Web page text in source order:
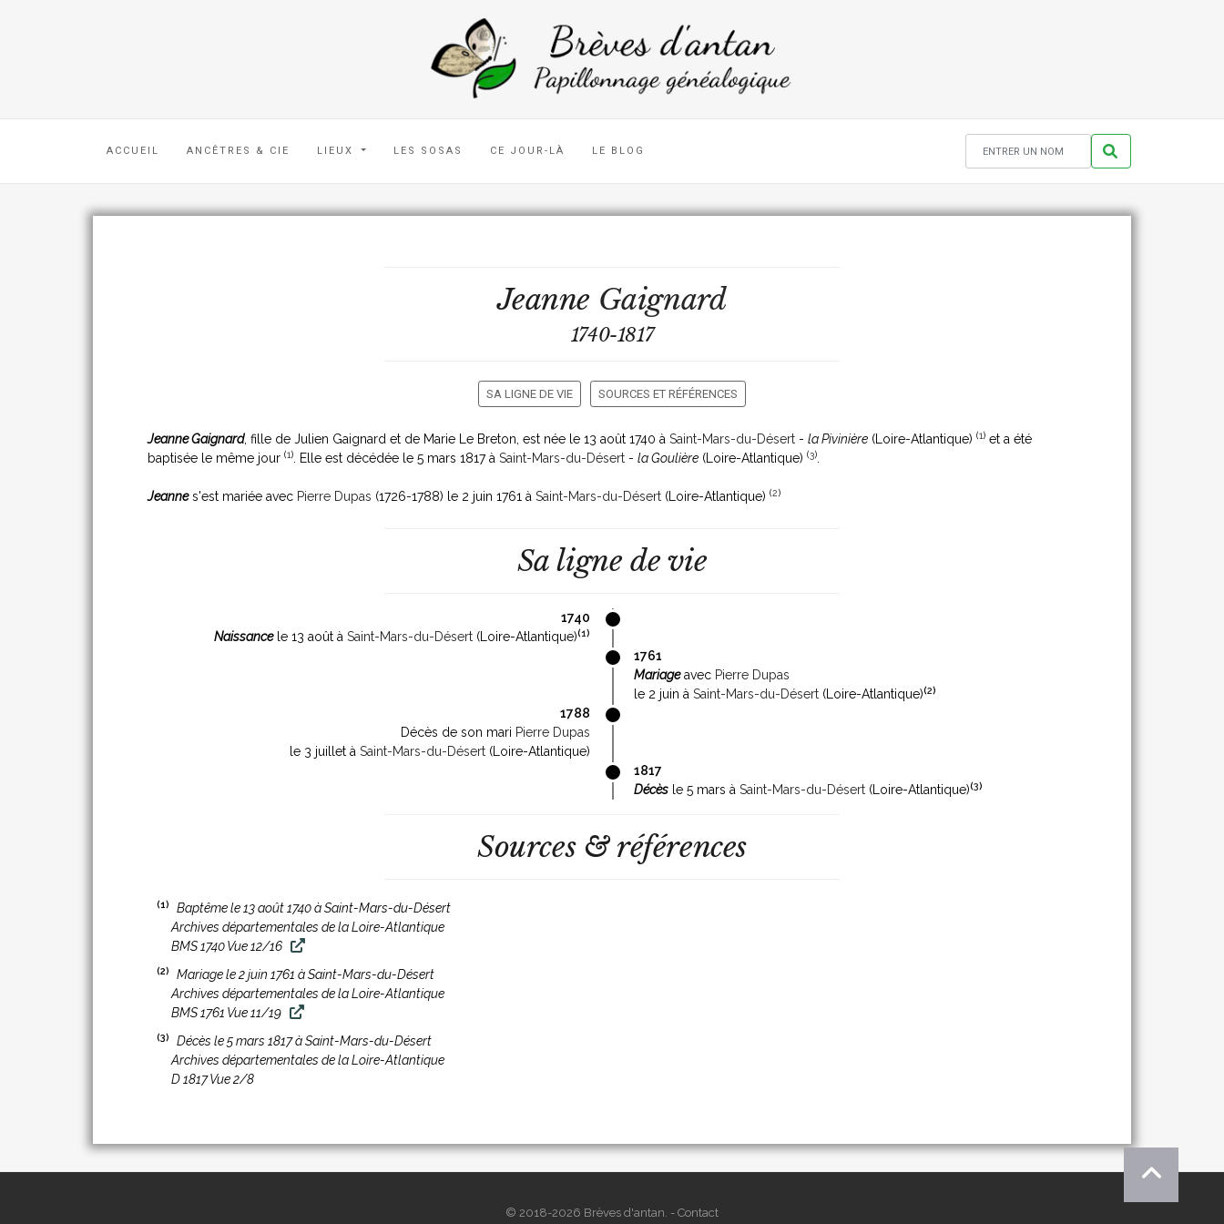
ACCUEIL ANCÊTRES & CIE LIEUX LES SOSAS CE JOUR-LÀ LE BLOG
Jeanne Gaignard
1740-1817
SA LIGNE DE VIE SOURCES ET RÉFÉRENCES
Jeanne Gaignard, fille de Julien Gaignard et de Marie Le Breton, est née le 13 août 1740 à Saint-Mars-du-Désert - la Pivinière (Loire-Atlantique) (1) et a été
baptisée le même jour (1) . Elle est décédée le 5 mars 1817 à Saint-Mars-du-Désert - la Goulière (Loire-Atlantique) (3)
Jeannes'est mariée avec Pierre Dupas (1726-1788) le 2 juin 1761 à Saint-Mars-du-Désert (Loire-Atlantique) (2)
Sa ligne de vie
1740
Naissancele 13 août à Saint-Mars-du-Désert (Loire-Atlantique)(1)
1761
Mariageavec Pierre Dupas
le 2 juin à Saint-Mars-du-Désert (Loire-Atlantique)(2)
1788
Décès de son mari Pierre Dupas
le 3 juillet à Saint-Mars-du-Désert (Loire-Atlantique)
1817
Décès le 5 mars à Saint-Mars-du-Désert (Loire-Atlantique)(3)
Sources & références
(1)
Baptême le 13 août 1740 à Saint-Mars-du-Désert
Archives départementales de la Loire-Atlantique
BMS 1740 Vue 12/16
(2)
Mariage le 2 juin 1761 à Saint-Mars-du-Désert
Archives départementales de la Loire-Atlantique
BMS 1761 Vue 11/19
(3)
Décès le 5 mars 1817 à Saint-Mars-du-Désert
Archives départementales de la Loire-Atlantique
D 1817 Vue 2/8
© 2018-2026 Brèves d'antan. - Contact